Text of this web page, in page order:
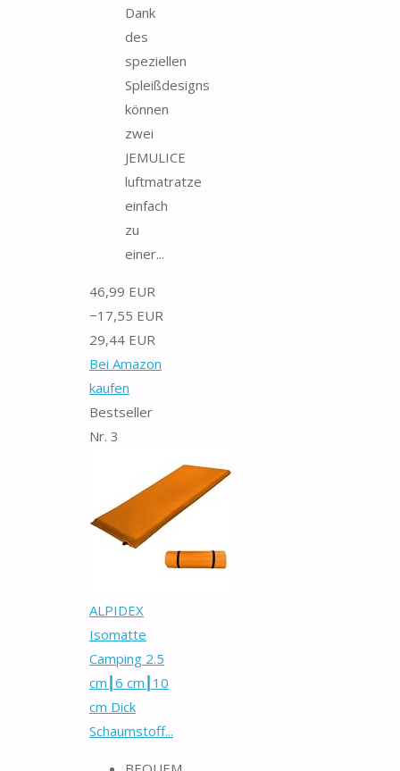
Dank
des
speziellen
Spleißdesigns
können
zwei
JEMULICE
luftmatratze
einfach
zu
einer...
46,99 EUR
−17,55 EUR
29,44 EUR
Bei Amazon
kaufen
Bestseller
Nr. 3
ALPIDEX
Isomatte
Camping 2.5
cm┃6 cm┃10
cm Dick
Schaumstoff...